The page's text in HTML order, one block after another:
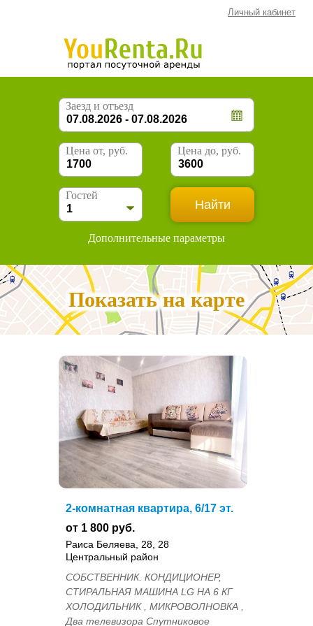
Личный кабинет
Заезд и отъезд
Цена от, руб. Цена до, руб.
Гостей
Дополнительные параметры
Показать на карте
2-комнатная квартира, 6/17 эт.
от 1 800 руб.
Раиса Беляева, 28, 28
Центральный район
СОБСТВЕННИК. КОНДИЦИОНЕР,
СТИРАЛЬНАЯ МАШИНА LG НА 6 КГ
ХОЛОДИЛЬНИК , МИКРОВОЛНОВКА ,
Два телевизора Спутниковое